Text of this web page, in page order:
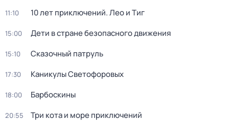
11:10 10 лет приключений. Лео и Тиг
15:00 Дети в стране безопасного движения
15:10 Сказочный патруль
17:30 Каникулы Светофоровых
18:00 Барбоскины
20:55 Три кота и море приключений